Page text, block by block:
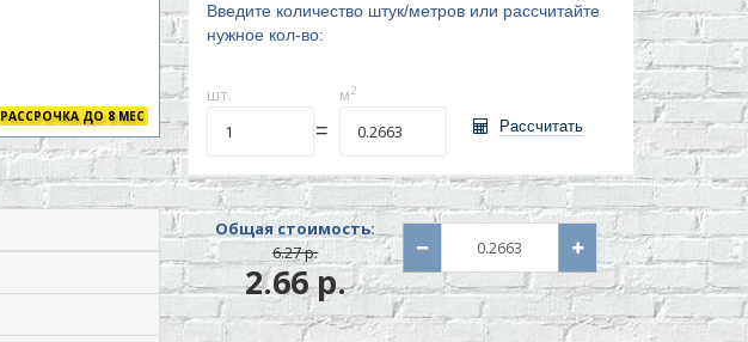
РАССРОЧКА ДО 8 МЕС
Введите количество штук/метров или рассчитайте
нужное кол-во:
шт.
=
м2
Рассчитать
Общая стоимость:
6.27 р.
2.66 р.